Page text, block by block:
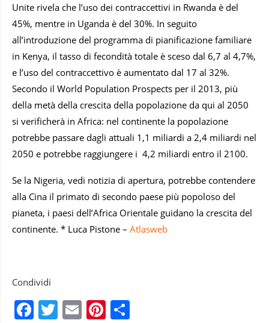
Unite rivela che l’uso dei contraccettivi in Rwanda è del
45%, mentre in Uganda è del 30%. In seguito
all’introduzione del programma di pianificazione familiare
in Kenya, il tasso di fecondità totale è sceso dal 6,7 al 4,7%,
e l’uso del contraccettivo è aumentato dal 17 al 32%.
Secondo il World Population Prospects per il 2013, più
della metà della crescita della popolazione da qui al 2050
si verificherà in Africa: nel continente la popolazione
potrebbe passare dagli attuali 1,1 miliardi a 2,4 miliardi nel
2050 e potrebbe raggiungere i 4,2 miliardi entro il 2100.
Se la Nigeria, vedi notizia di apertura, potrebbe contendere
alla Cina il primato di secondo paese più popoloso del
pianeta, i paesi dell’Africa Orientale guidano la crescita del
continente. * Luca Pistone – Atlasweb
Condividi
Facebook
Twitter
EmailPinterest